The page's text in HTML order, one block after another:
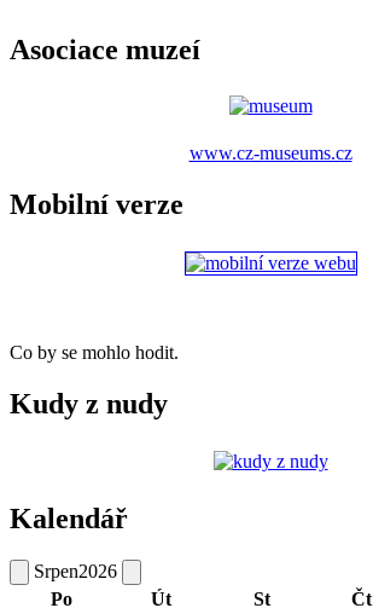
Asociace muzeí
www.cz-museums.cz
Mobilní verze
Co by se mohlo hodit.
Kudy z nudy
Kalendář
Srpen2026
Po
Út St Čt